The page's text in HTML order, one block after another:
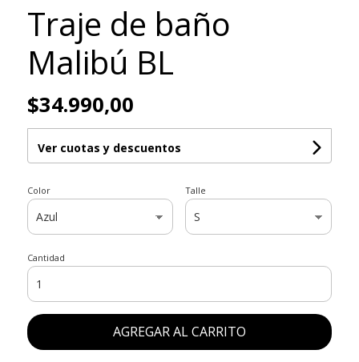
Traje de baño
Malibú BL
$34.990,00
Ver cuotas y descuentos
Color Talle
Cantidad
AGREGAR AL CARRITO